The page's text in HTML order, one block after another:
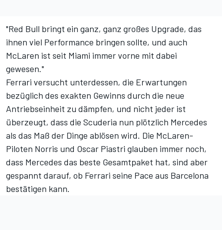
"Red Bull bringt ein ganz, ganz großes Upgrade, das
ihnen viel Performance bringen sollte, und auch
McLaren ist seit Miami immer vorne mit dabei
gewesen."
Ferrari versucht unterdessen, die Erwartungen
bezüglich des exakten Gewinns durch die neue
Antriebseinheit zu dämpfen, und nicht jeder ist
überzeugt, dass die Scuderia nun plötzlich Mercedes
als das Maß der Dinge ablösen wird. Die McLaren-
Piloten Norris und Oscar Piastri glauben immer noch,
dass Mercedes das beste Gesamtpaket hat, sind aber
gespannt darauf, ob Ferrari seine Pace aus Barcelona
bestätigen kann.